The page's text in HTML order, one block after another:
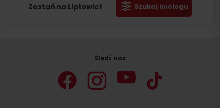
Zostań na Liptowie! Szukaj noclegu
Śledź nas